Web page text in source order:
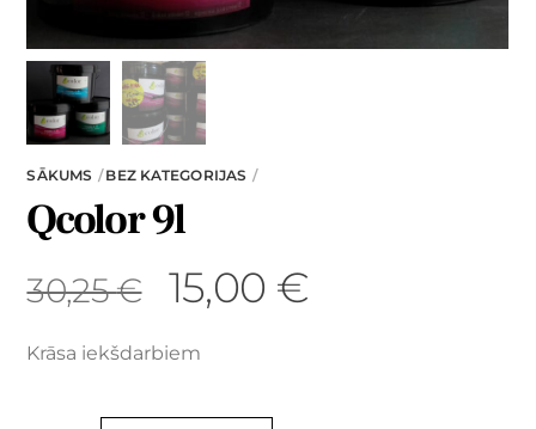
SĀKUMS BEZ KATEGORIJAS
Qcolor 9l
30,25€ 15,00 €
Krāsa iekšdarbiem